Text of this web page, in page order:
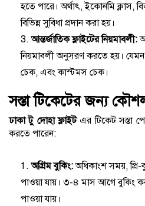
হতে পারে। অর্থাৎ, ইকোনমি ক্লাস,
বিভিন্ন সুবিধা প্রদান করা হয়।
আন্তর্জাতিক ফ্লাইটের নিয়মাবলী:
নিয়মাবলী অনুসরণ করতে হয়। যেমন,
চেক, এবং কাস্টমস চেক।
সস্তা টিকেটের জন্য
ঢাকা টু দোহা ফ্লাইটএর টিকেট সস্তা
করতে পারেন:
অগ্রিম বুকিং:অধিকাংশ সময়,
পাওয়া যায়। ৩-৪ মাস আগে বুকিং
পাওয়া যায়।